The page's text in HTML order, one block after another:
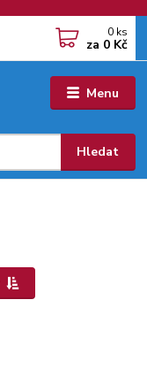
Menu
Hledat
0 ks
za 0 Kč